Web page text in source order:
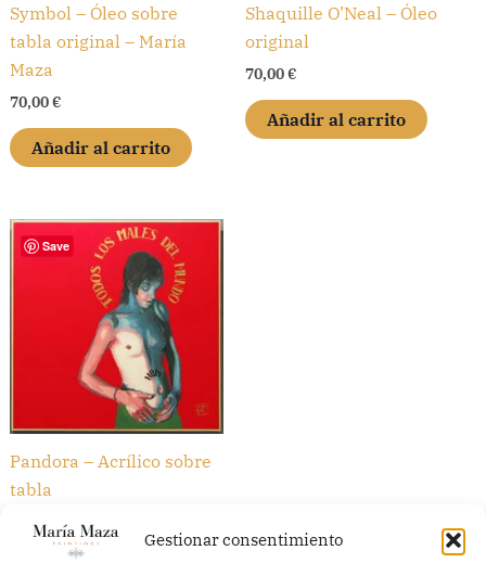
Gestionar consentimiento
Symbol – Óleo sobre
tabla original – María
Maza
70,00€
Añadir al carrito
Shaquille O’Neal – Óleo
original
70,00€
Añadir al carrito
Save
Pandora – Acrílico sobre
tabla
550,00 €